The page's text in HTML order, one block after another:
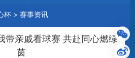
杯 > 赛事资讯
带亲戚看球赛 共赴同心燃绿
茵